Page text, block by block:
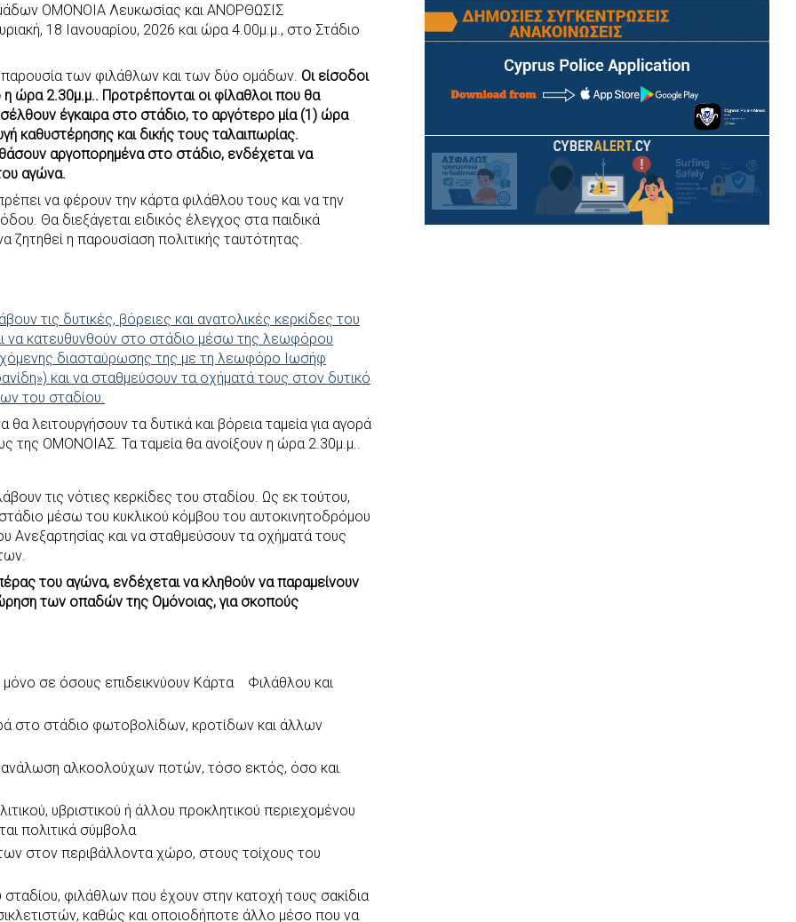
ΟΜΟΝΟΙΑ Λευκωσίας και ΑΝΟΡΘΩΣΙΣ
18 Ιανουαρίου, 2026 και ώρα 4.00μ.μ., στο Στάδιο
παρουσία των φιλάθλων και των δύο ομάδων. Οι είσοδοι
η ώρα 2.30μ.μ.. Προτρέπονται οι φίλαθλοι που θα
έγκαιρα στο στάδιο, το αργότερο μία (1) ώρα
καθυστέρησης και δικής τους ταλαιπωρίας.
αργοπορημένα στο στάδιο, ενδέχεται να
αγώνα.
να φέρουν την κάρτα φιλάθλου τους και να την
Θα διεξάγεται ειδικός έλεγχος στα παιδικά
ζητηθεί η παρουσίαση πολιτικής ταυτότητας.
τις δυτικές, βόρειες και ανατολικές κερκίδες του
να κατευθυνθούν στο στάδιο μέσω της λεωφόρου
διασταύρωσης της με τη λεωφόρο Ιωσήφ
και να σταθμεύσουν τα οχήματά τους στον δυτικό
του σταδίου.
λειτουργήσουν τα δυτικά και βόρεια ταμεία για αγορά
της ΟΜΟΝΟΙΑΣ. Τα ταμεία θα ανοίξουν η ώρα 2.30μ.μ..
τις νότιες κερκίδες του σταδίου. Ως εκ τούτου,
μέσω του κυκλικού κόμβου του αυτοκινητοδρόμου
Ανεξαρτησίας και να σταθμεύσουν τα οχήματά τους
του αγώνα, ενδέχεται να κληθούν να παραμείνουν
των οπαδών της Ομόνοιας, για σκοπούς
μόνο σε όσους επιδεικνύουν Κάρτα Φιλάθλου και
στο στάδιο φωτοβολίδων, κροτίδων και άλλων
αλκοολούχων ποτών, τόσο εκτός, όσο και
υβριστικού ή άλλου προκλητικού περιεχομένου
πολιτικά σύμβολα
στον περιβάλλοντα χώρο, στους τοίχους του
φιλάθλων που έχουν στην κατοχή τους σακίδια
καθώς και οποιοδήποτε άλλο μέσο που να